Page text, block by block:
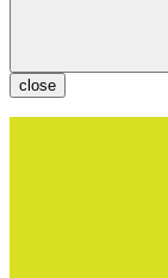
close